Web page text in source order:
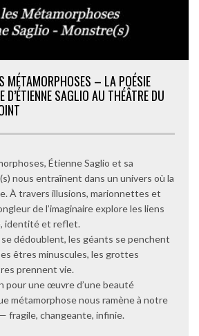
MÉTAMORPHOSES – LA POÉSIE
D’ÉTIENNE SAGLIO AU THÉÂTRE DU
Étienne Saglio et sa
nous entraînent dans un univers où la
À travers illusions, marionnettes et
de l’imaginaire explore les liens
identité et reflet.
dédoublent, les géants se penchent
êtres minuscules, les grottes
prennent vie.
pour une œuvre d’une beauté
métamorphose nous ramène à notre
fragile, changeante, infinie.